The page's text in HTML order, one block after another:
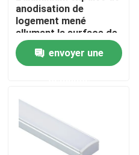
Maison
Produits
Au sujet de nous
Visite d'usine
anodisation de
logement mené
allumant la surface de
profil a monté
envoyer une